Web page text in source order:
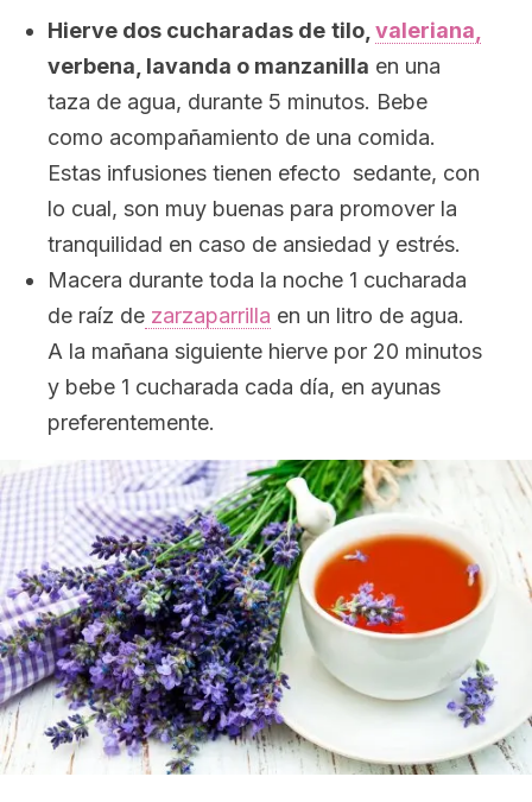
Hierve dos cucharadas de tilo, valeriana,
verbena, lavanda o manzanilla en una
taza de agua, durante 5 minutos. Bebe
como acompañamiento de una comida.
Estas infusiones tienen efecto sedante, con
lo cual, son muy buenas para promover la
tranquilidad en caso de ansiedad y estrés.
Macera durante toda la noche 1 cucharada
de raíz de zarzaparrilla en un litro de agua.
A la mañana siguiente hierve por 20 minutos
y bebe 1 cucharada cada día, en ayunas
preferentemente.